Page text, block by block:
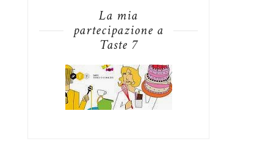
La mia
partecipazione a
Taste 7